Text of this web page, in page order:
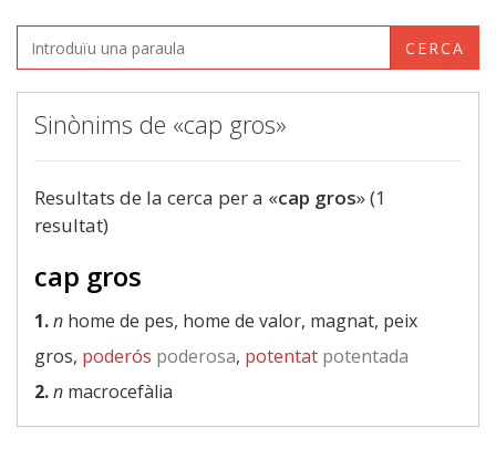
CERCA
Sinònims de «cap gros»
Resultats de la cerca per a «cap gros» (1
resultat)
cap gros
1.n home de pes, home de valor, magnat, peix
gros, poderós poderosa, potentat potentada
2.n macrocefàlia